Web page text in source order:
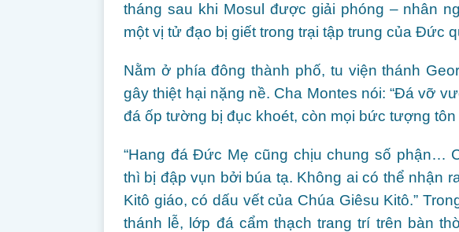
tháng sau khi Mosul được giải phóng – nhân
một vị tử đạo bị giết trong trại tập trung của Đức
Nằm ở phía đông thành phố, tu viện thánh
gây thiệt hại nặng nề. Cha Montes nói: “Đá vỡ
đá ốp tường bị đục khoét, còn mọi bức tượng tôn
“Hang đá Đức Mẹ cũng chịu chung số phận…
thì bị đập vụn bởi búa tạ. Không ai có thể nhận
Kitô giáo, có dấu vết của Chúa Giêsu Kitô.”
thánh lễ, lớp đá cẩm thạch trang trí trên bàn